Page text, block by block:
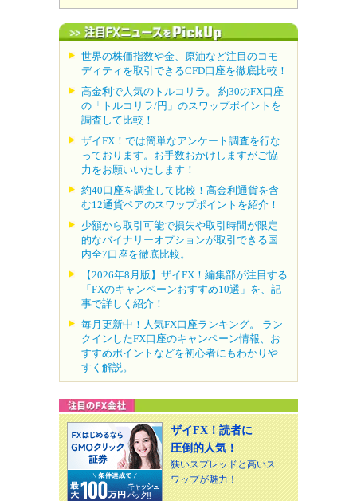
世界の株価指数や金、原油など注目のコモ
ディティを取引できるCFD口座を徹底比較！
高金利で人気のトルコリラ。 約30のFX口座
の「トルコリラ/円」のスワップポイントを
調査して比較！
ザイFX！では簡単なアンケート調査を行な
っております。お手数おかけしますがご協
力をお願いいたします！
約40口座を調査して比較！高金利通貨を含
む12通貨ペアのスワップポイントを紹介！
少額から取引可能で損失や取引時間が限定
的なバイナリーオプションが取引できる国
内全7口座を徹底比較。
【2026年8月版】ザイFX！編集部が注目する
「FXのキャンペーンおすすめ10選」を、記
事で詳しく紹介！
毎月更新中！人気FX口座ランキング。 ラン
クインしたFX口座のキャンペーン情報、お
すすめポイントなどを初心者にもわかりや
すく解説。
ザイFX！読者に
圧倒的人気！
狭いスプレッドと高いス
ワップが魅力！